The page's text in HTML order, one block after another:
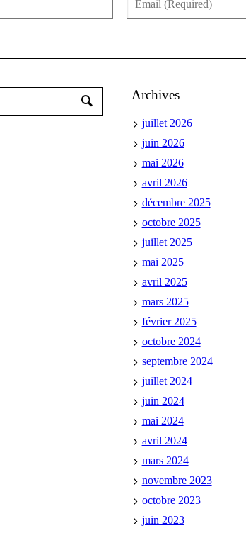
Archives
juillet 2026
juin 2026
mai 2026
avril 2026
décembre 2025
octobre 2025
juillet 2025
mai 2025
avril 2025
mars 2025
février 2025
octobre 2024
septembre 2024
juillet 2024
juin 2024
mai 2024
avril 2024
mars 2024
novembre 2023
octobre 2023
juin 2023